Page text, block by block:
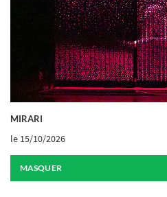
MIRARI
le 15/10/2026
MASQUER